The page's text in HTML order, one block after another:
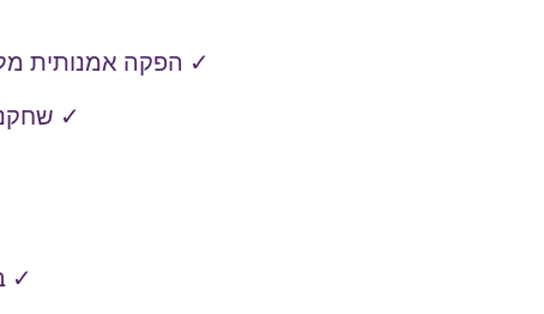
✓ הפקה אמנותית
✓
✓